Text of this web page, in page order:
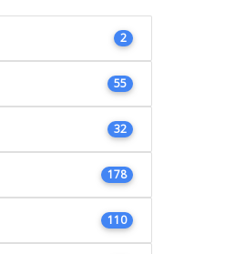
2
55
32
178
110